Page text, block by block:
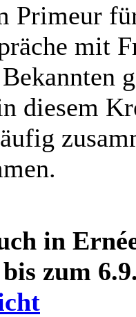
Primeur
mit
diesem
in
zum 6.9.